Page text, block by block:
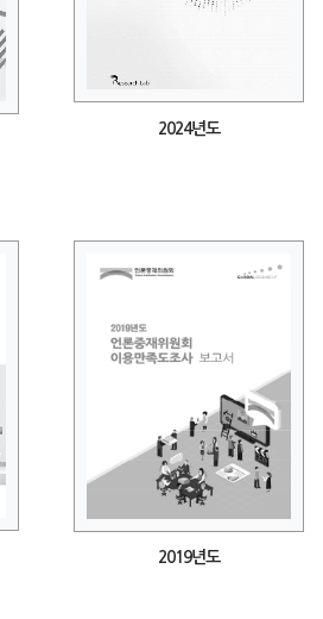
2024년도
2019년도